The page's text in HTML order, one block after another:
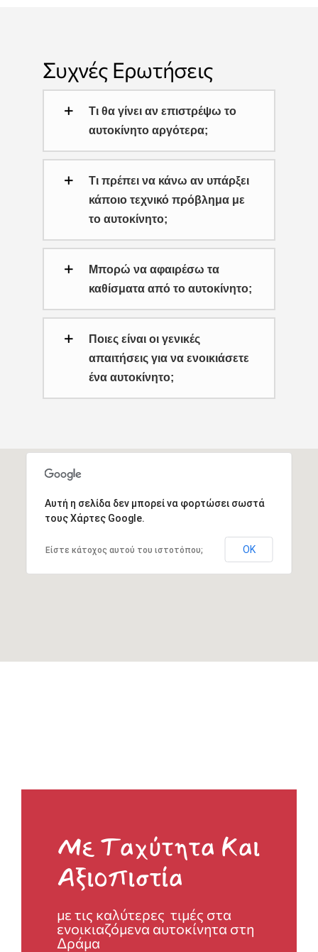
Συχνές Ερωτήσεις
Τι θα γίνει αν επιστρέψω το
αυτοκίνητο αργότερα;
Τι πρέπει να κάνω αν υπάρξει
κάποιο τεχνικό πρόβλημα με
το αυτοκίνητο;
Μπορώ να αφαιρέσω τα
καθίσματα από το αυτοκίνητο;
Ποιες είναι οι γενικές
απαιτήσεις για να ενοικιάσετε
ένα αυτοκίνητο;
Αυτή η σελίδα δεν μπορεί να φορτώσει σωστά
τους Χάρτες Google.
Είστε κάτοχος αυτού του ιστοτόπου; ΟΚ
Με Ταχύτητα Και
Αξιοπιστία
με τις καλύτερες τιμές στα
ενοικιαζόμενα αυτοκίνητα στη
Δράμα